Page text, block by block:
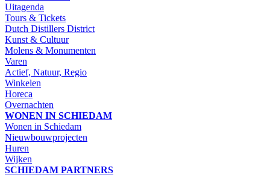
Uitagenda
Tours & Tickets
Dutch Distillers District
Kunst & Cultuur
Molens & Monumenten
Varen
Actief, Natuur, Regio
Winkelen
Horeca
Overnachten
WONEN IN SCHIEDAM
Wonen in Schiedam
Nieuwbouwprojecten
Huren
Wijken
SCHIEDAM PARTNERS